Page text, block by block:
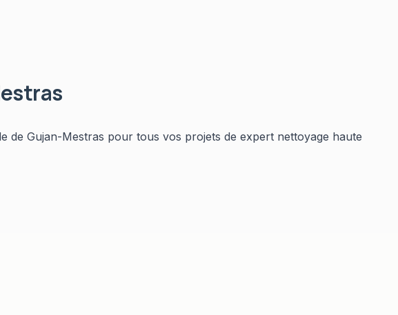
de Gujan-Mestras pour tous vos projets de expert nettoyage haute